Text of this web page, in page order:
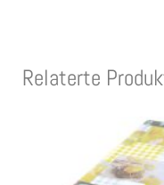
Relaterte